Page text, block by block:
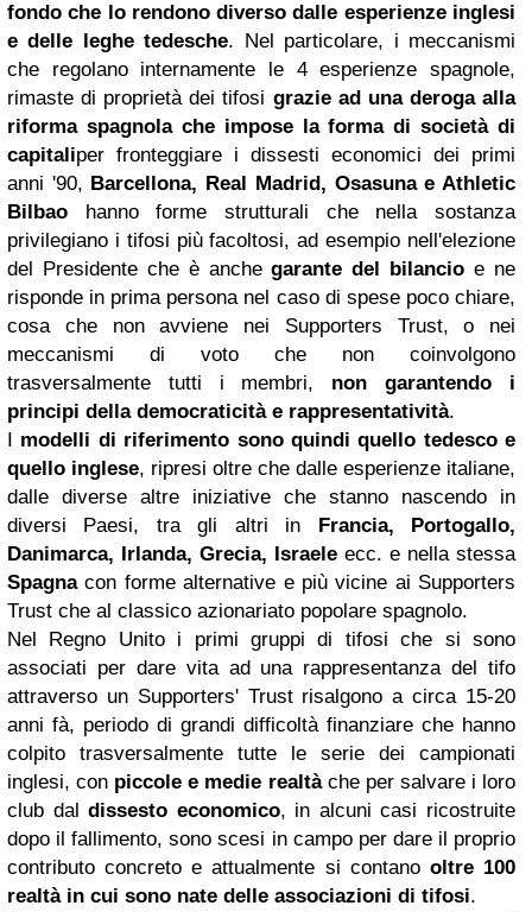
fondo che lo rendono diverso dalle esperienze inglesi
e delle leghe tedesche. Nel particolare, i meccanismi
che regolano internamente le 4 esperienze spagnole,
rimaste di proprietà dei tifosi grazie ad una deroga alla
riforma spagnola che impose la forma di società di
capitaliper fronteggiare i dissesti economici dei primi
anni '90, Barcellona, Real Madrid, Osasuna e Athletic
Bilbao hanno forme strutturali che nella sostanza
privilegiano i tifosi più facoltosi, ad esempio nell'elezione
del Presidente che è anchegarante del bilancio e ne
risponde in prima persona nel caso di spese poco chiare,
cosa che non avviene nei Supporters Trust, o nei
meccanismi di voto che non coinvolgono
trasversalmente tutti i membri, non garantendo i
principi della democraticità e rappresentatività.
modelli di riferimento sono quindi quello tedesco e
quello inglese, ripresi oltre che dalle esperienze italiane,
dalle diverse altre iniziative che stanno nascendo in
diversi Paesi, tra gli altri in
Francia, Portogallo,
Danimarca, Irlanda, Grecia, Israele ecc. e nella stessa
Spagnacon forme alternative e più vicine ai Supporters
Trust che al classico azionariato popolare spagnolo.
Nel Regno Unito i primi gruppi di tifosi che si sono
associati per dare vita ad una rappresentanza del tifo
attraverso un Supporters' Trust risalgono a circa 15-20
anni fà, periodo di grandi difficoltà finanziare che hanno
colpito trasversalmente tutte le serie dei campionati
inglesi, con piccole e medie realtàche per salvare i loro
club daldissesto economico, in alcuni casi ricostruite
dopo il fallimento, sono scesi in campo per dare il proprio
contributo concreto e attualmente si contano oltre 100
realtà in cui sono nate delle associazioni di tifosi.